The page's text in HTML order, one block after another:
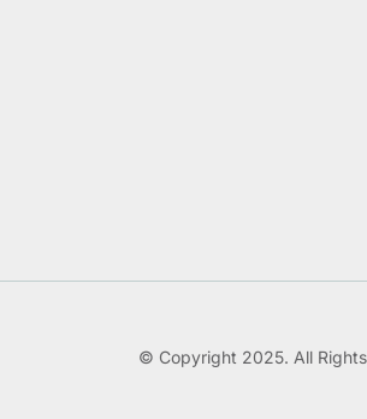
© Copyright 2025. All